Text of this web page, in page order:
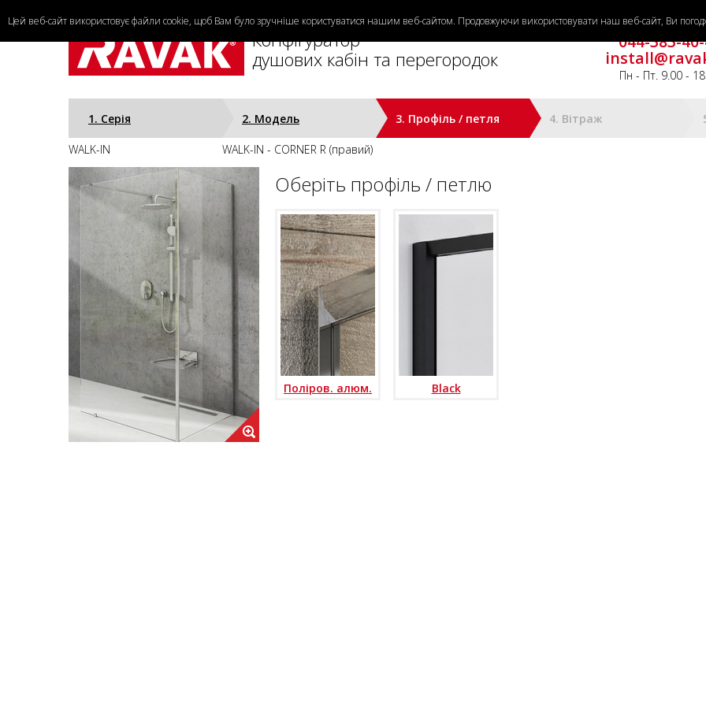
Конфігуратор
душових кабін та перегородок
Потрібна
044-383-
Пн - Пт. 9.00 -
1. Cерія
WALK-IN
2. Модель
WALK-IN - CORNER R (правий)
3. Профіль / петля 4. Вітраж
Оберіть профіль / петлю
Поліров. алюм. Black
Цей веб-сайт використовує файли cookie, щоб Вам було зручніше користуватися нашим веб-сайтом. Продовжуючи використовувати наш веб-сайт, Ви